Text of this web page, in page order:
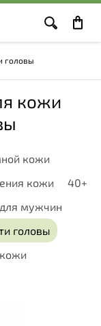
головы
кожи
кожи
кожи
40+
для мужчин
головы